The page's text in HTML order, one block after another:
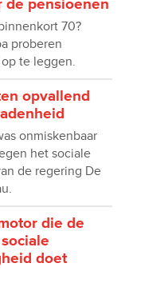
de pensioenen
70?
proberen
te leggen.
opvallend
onmiskenbaar
het sociale
de regering De
die de
doet